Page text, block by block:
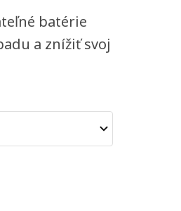
batérie
a znížiť svoj